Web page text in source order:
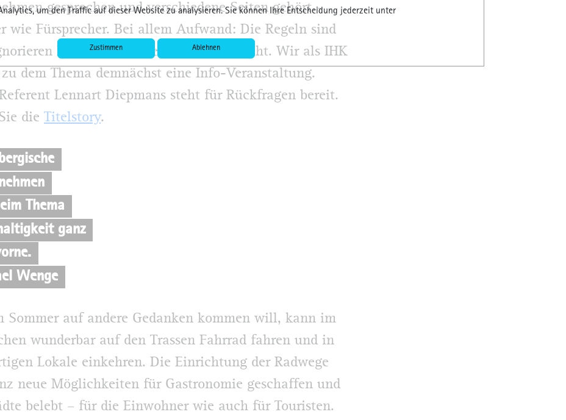
gesprochen und verschiedene Seiten gehört –
wie Fürsprecher. Bei allem Aufwand: Die Regeln sind
können die Unternehmen sie nicht. Wir als IHK
dem Thema demnächst eine Info-Veranstaltung.
Lennart Diepmans steht für Rückfragen bereit.
die Titelstory.
Thema
ganz
Wenge
Sommer auf andere Gedanken kommen will, kann im
wunderbar auf den Trassen Fahrrad fahren und in
Lokale einkehren. Die Einrichtung der Radwege
neue Möglichkeiten für Gastronomie geschaffen und
belebt – für die Einwohner wie auch für Touristen.
um den Traffic auf dieser Website zu analysieren. Sie können Ihre Entscheidung jederzeit unter
Zustimmen Ablehnen